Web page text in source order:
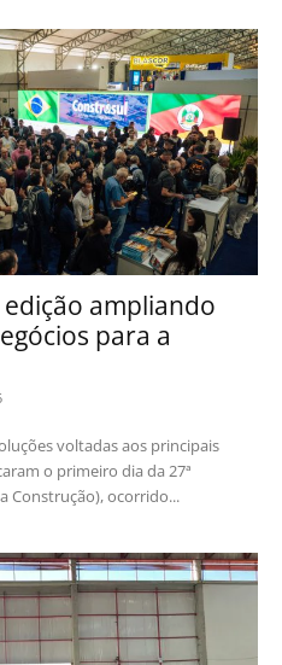
ampliando
para a
voltadas aos principais
o primeiro dia da 27ª
Construção), ocorrido...